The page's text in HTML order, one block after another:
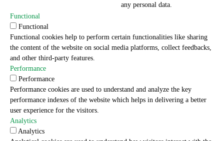
any personal data.
Functional
Functional
Functional cookies help to perform certain functionalities like sharing
the content of the website on social media platforms, collect feedbacks,
and other third-party features.
Performance
Performance
Performance cookies are used to understand and analyze the key
performance indexes of the website which helps in delivering a better
user experience for the visitors.
Analytics
Analytics